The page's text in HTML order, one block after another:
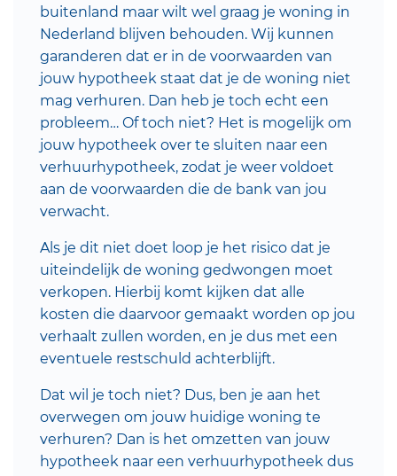
buitenland maar wilt wel graag je woning in
Nederland blijven behouden. Wij kunnen
garanderen dat er in de voorwaarden van
jouw hypotheek staat dat je de woning niet
mag verhuren. Dan heb je toch echt een
probleem… Of toch niet? Het is mogelijk om
jouw hypotheek over te sluiten naar een
verhuurhypotheek, zodat je weer voldoet
aan de voorwaarden die de bank van jou
verwacht.
Als je dit niet doet loop je het risico dat je
uiteindelijk de woning gedwongen moet
verkopen. Hierbij komt kijken dat alle
kosten die daarvoor gemaakt worden op jou
verhaalt zullen worden, en je dus met een
eventuele restschuld achterblijft.
Dat wil je toch niet? Dus, ben je aan het
overwegen om jouw huidige woning te
verhuren? Dan is het omzetten van jouw
hypotheek naar een verhuurhypotheek dus